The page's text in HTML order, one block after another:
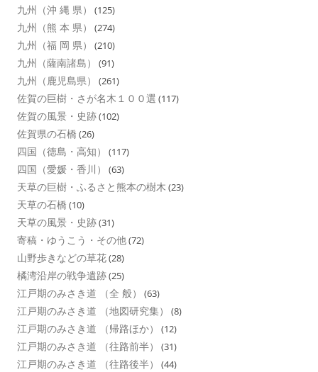
九州（沖 縄 県） (125)
九州（熊 本 県） (274)
九州（福 岡 県） (210)
九州（薩南諸島） (91)
九州（鹿児島県） (261)
佐賀の巨樹・さが名木１００選 (117)
佐賀の風景・史跡(102)
佐賀県の石橋 (26)
四国（徳島・高知） (117)
四国（愛媛・香川） (63)
天草の巨樹・ふるさと熊本の樹木 (23)
天草の石橋 (10)
天草の風景・史跡(31)
寄稿・ゆうこう・その他(72)
山野歩きなどの草花(28)
橘湾沿岸の戦争遺跡(25)
江戸期のみさき道 （全 般） (63)
江戸期のみさき道 （地図研究集） (8)
江戸期のみさき道 （帰路ほか） (12)
江戸期のみさき道 （往路前半） (31)
江戸期のみさき道 （往路後半） (44)